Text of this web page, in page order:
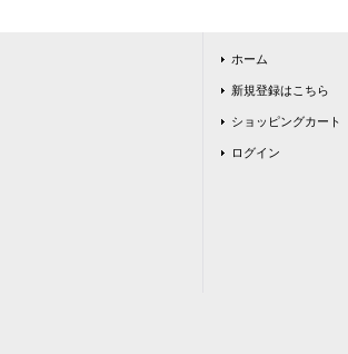
ホーム
新規登録はこちら
ショッピングカート
ログイン